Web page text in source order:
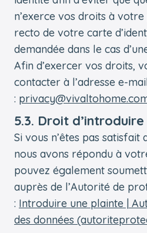
n’exerce vos droits à
recto de votre carte
demandée dans le cas
Afin d’exercer vos droits,
contacter à l’adresse e-
:
5.3. Droit
Si vous n’êtes pas
nous avons répondu à
pouvez également
auprès de l’Autorité de
: Introduire une plainte |
des données